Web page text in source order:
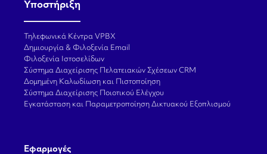
Υποστήριξη
Τηλεφωνικά Κέντρα VPBX
Δημιουργία & Φιλοξενία Email
Φιλοξενία Ιστοσελίδων
Σύστημα Διαχείρισης Πελατειακών Σχέσεων CRM
Δομημένη Καλωδίωση και Πιστοποίηση
Σύστημα Διαχείρισης Ποιοτικού Ελέγχου
Εγκατάσταση και Παραμετροποίηση Δικτυακού Εξοπλισμού
Εφαρμογές